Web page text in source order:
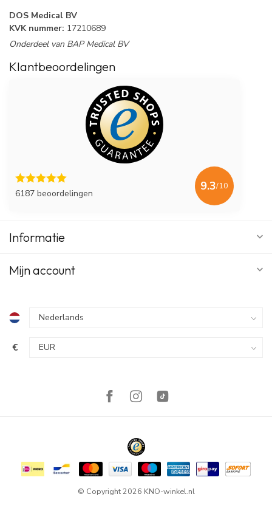
DOS Medical BV
KVK nummer: 17210689
Onderdeel van BAP Medical BV
Klantbeoordelingen
6187 beoordelingen
9.3/10
Informatie
Mijn account
€
© Copyright 2026 KNO-winkel.nl